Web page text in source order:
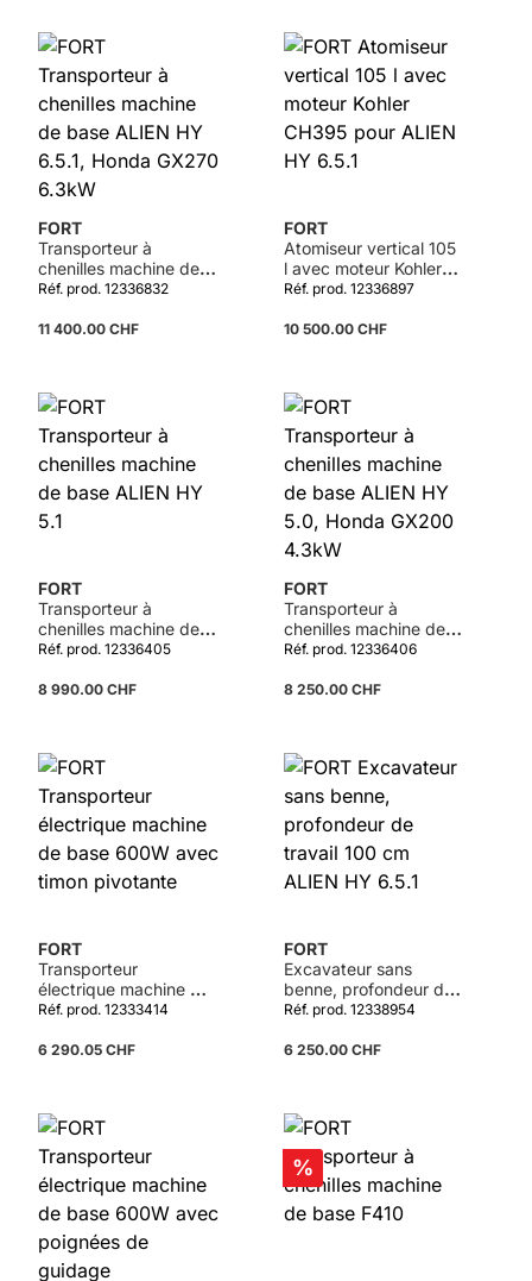
FORT
Transporteur à
chenilles machine de
base ALIEN HY 6.5.1,
Réf. prod. 12336832
11 400.00 CHF
FORT
Atomiseur vertical 105
l avec moteur Kohler
CH395 pour ALIEN HY
Réf. prod. 12336897
10 500.00 CHF
FORT
Transporteur à
chenilles machine de
base ALIEN HY 5.1
Réf. prod. 12336405
8 990.00 CHF
FORT
Transporteur à
chenilles machine de
base ALIEN HY 5.0,
Réf. prod. 12336406
8 250.00 CHF
FORT
Transporteur
électrique machine de
base 600W avec
Réf. prod. 12333414
6 290.05 CHF
FORT
Excavateur sans
benne, profondeur de
travail 100 cm ALIEN
Réf. prod. 12338954
6 250.00 CHF
Réduction
%